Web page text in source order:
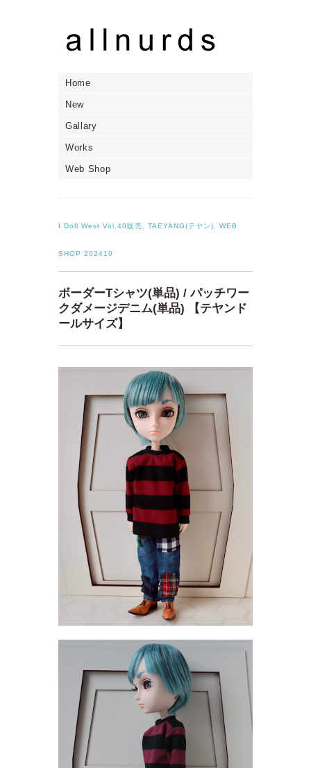
Home
New
Gallary
Works
Web Shop
I Doll West Vol.40販売 TAEYANG(テヤン) WEB
SHOP 202410
ボーダーTシャツ(単品) / パッチワー
クダメージデニム(単品) 【テヤンド
ールサイズ】